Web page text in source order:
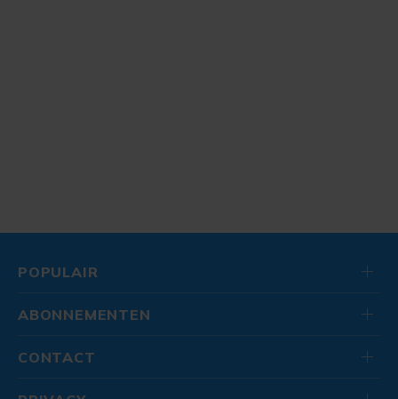
POPULAIR
ABONNEMENTEN
CONTACT